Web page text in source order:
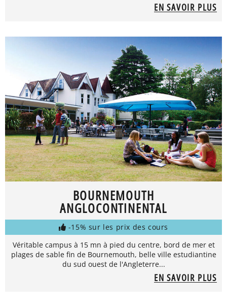
EN SAVOIR PLUS
BOURNEMOUTH
ANGLOCONTINENTAL
-15% sur les prix des cours
Véritable campus à 15 mn à pied du centre, bord de mer et
plages de sable fin de Bournemouth, belle ville estudiantine
du sud ouest de l'Angleterre...
EN SAVOIR PLUS